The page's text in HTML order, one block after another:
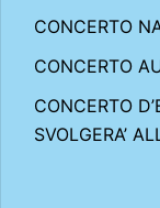
CONCERTO
CONCERTO
CONCERTO
SVOLGERA’